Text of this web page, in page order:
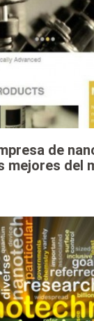
de
mejores del